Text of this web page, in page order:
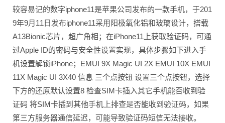
较容易记的数字iphone11是苹果公司发布的一款手机，于201
9年9月11日发布iphone11采用阳极氧化铝和玻璃设计，搭载
A13Bionic芯片，超广角相；在iPhone11上获取验证码，可通
过Apple ID的密码与安全性设置实现，具体步骤如下进入手
机设置解锁iPhone；EMUI 9X Magic UI 2X EMUI 10X EMUI
11X Magic UI 3X40 信息 三个点按钮 设置三个点按钮，选择
下方的还原默认设置8 检查SIM卡插入其它手机能否收到验
证码 将SIM卡插到其他手机上排查是否能收到验证码，如果
第三方服务器通信延迟，可能导致验证码短信无法接收。